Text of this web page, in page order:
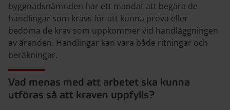
byggnadsnämnden har ett mandat att begära de
handlingar som krävs för att kunna pröva eller
bedöma de krav som uppkommer vid handläggningen
av ärenden. Handlingar kan vara både ritningar och
beräkningar.
Vad menas med att arbetet ska kunna
utföras så att kraven uppfylls?